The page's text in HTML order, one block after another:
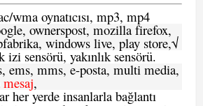
wma oynatıcısı, mp3, mp4
ownerspost, mozilla firefox,
windows live, play store,√
izi sensörü, yakınlık sensörü.
ems, mms, e-posta, multi media,
mesaj,
her yerde insanlarla bağlantı